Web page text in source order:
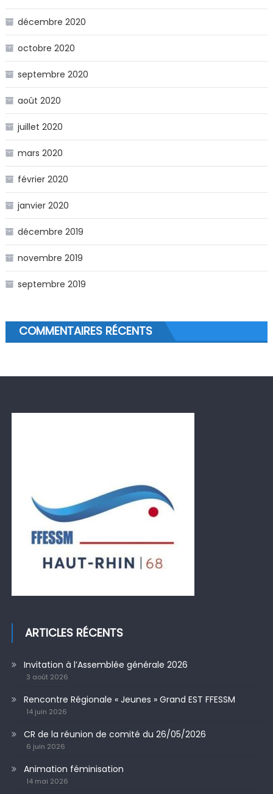
décembre 2020
octobre 2020
septembre 2020
août 2020
juillet 2020
mars 2020
février 2020
janvier 2020
décembre 2019
novembre 2019
septembre 2019
COMMENTAIRES RÉCENTS
ARTICLES RÉCENTS
Invitation à l’Assemblée générale 2026
3 août 2026
Rencontre Régionale « Jeunes » Grand EST FFESSM
14 juin 2026
CR de la réunion de comité du 26/05/2026
6 juin 2026
Animation féminisation
14 mai 2026